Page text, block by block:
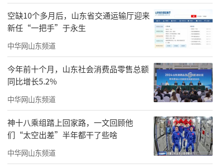
清代，倚水筑屋、廊榭萦波，曾是皇家御用雅
集之所，历来为京华文人品砚赏画的名胜。本
次《方外寻幽——莫建成、莫晓松工笔花鸟作品
展》于6月5日至25日在此呈现，古园文脉与陇
上丹青相逢，亭池烟景匹配工笔精微，成就一
场跨越地域与古今的笔墨雅会。
莫建成先生扎根陇原数十年，以西北高原
雄浑气韵入画，是当代北方工笔花鸟代表人
物。深耕宋院体法度，兼融乡土野趣，《野风
秋鸣》系列取陇上山间秋卉野虫，笔墨苍茫疏
空缺10个多月后，山东省交通运输厅迎来
新任“一把手”于永生
中华网山东频道
今年前十个月，山东社会消费品零售总额
同比增长5.2%
中华网山东频道
神十八乘组踏上回家路，一文回顾他
们“太空出差”半年都干了些啥
中华网山东频道